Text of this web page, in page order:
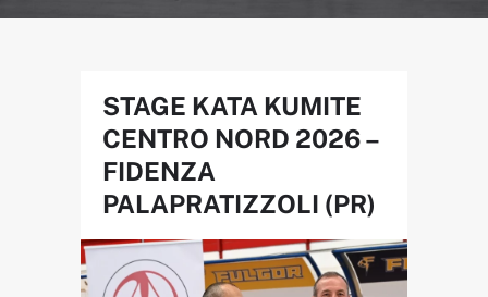
STAGE KATA KUMITE
CENTRO NORD 2026 –
FIDENZA
PALAPRATIZZOLI (PR)